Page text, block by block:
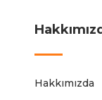
Hakkımızda